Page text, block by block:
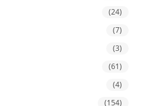
(24)
(7)
(3)
(61)
(4)
(154)